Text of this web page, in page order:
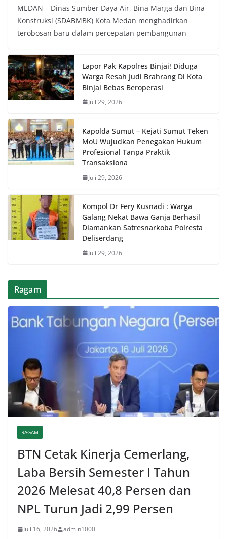
MEDAN – Dinas Sumber Daya Air, Bina Marga dan Bina
Konstruksi (SDABMBK) Kota Medan menghadirkan
terobosan baru dalam percepatan pembangunan
Lapor Pak Kapolres Binjai! Diduga
Warga Resah Judi Brahrang Di Kota
Binjai Bebas Beroperasi
Juli 29, 2026
Kapolda Sumut – Kejati Sumut Teken
MoU Wujudkan Penegakan Hukum
Profesional Tanpa Praktik
Transaksiona
Juli 29, 2026
Kompol Dr Fery Kusnadi : Warga
Galang Nekat Bawa Ganja Berhasil
Diamankan Satresnarkoba Polresta
Deliserdang
Juli 29, 2026
Ragam
RAGAM
BTN Cetak Kinerja Cemerlang,
Laba Bersih Semester I Tahun
2026 Melesat 40,8 Persen dan
NPL Turun Jadi 2,99 Persen
Juli 16, 2026 admin1000